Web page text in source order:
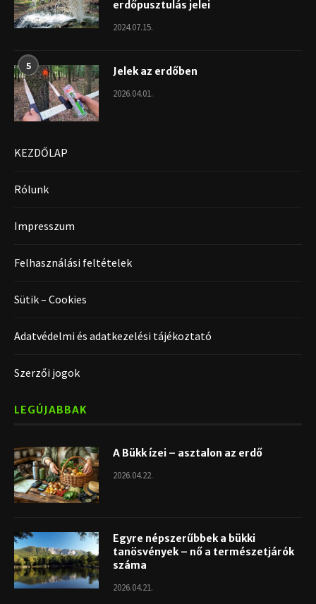
erdőpusztulás jelei
2024.07.15.
5 Jelek az erdőben
2026.04.01.
KEZDŐLAP
Rólunk
Impresszum
Felhasználási feltételek
Sütik – Cookies
Adatvédelmi és adatkezelési tájékoztató
Szerzői jogok
LEGÚJABBAK
A Bükk ízei – asztalon az erdő
2026.04.22.
Egyre népszerűbbek a bükki
tanösvények – nő a természetjárók
száma
2026.04.21.